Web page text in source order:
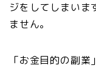
ジをしてしまいま
ません。
「お金目的の副